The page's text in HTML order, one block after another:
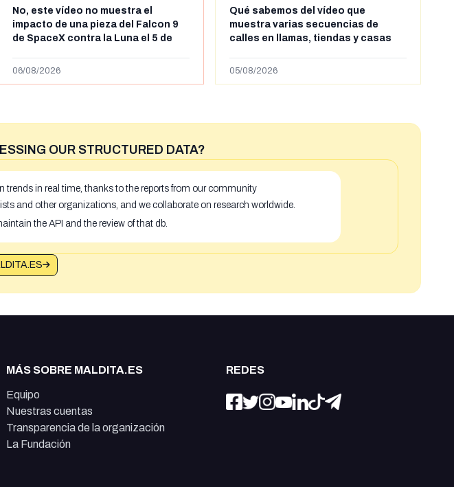
No, este vídeo no muestra el
impacto de una pieza del Falcon 9
de SpaceX contra la Luna el 5 de
menos abril de 2026
06/08/2026
Qué sabemos del vídeo que
muestra varias secuencias de
calles en llamas, tiendas y casas
supuestamente en España tras la
05/08/2026
OUR STRUCTURED DATA?
in real time, thanks to the reports from our community
and other organizations, and we collaborate on research worldwide.
the API and the review of that db.
MÁS SOBRE MALDITA.ES
Equipo
Nuestras cuentas
Transparencia de la organización
La Fundación
REDES